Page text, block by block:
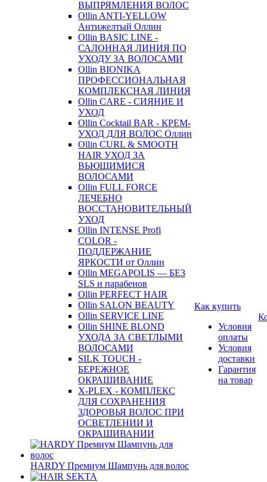
ВЫПРЯМЛЕНИЯ ВОЛОС
Ollin ANTI-YELLOW
Антижелтый Оллин
Ollin BASIC LINE -
САЛОННАЯ ЛИНИЯ ПО
УХОДУ ЗА ВОЛОСАМИ
Ollin BIONIKA
ПРОФЕССИОНАЛЬНАЯ
КОМПЛЕКСНАЯ ЛИНИЯ
Ollin CARE - СИЯНИЕ И
УХОД
Ollin Cocktail BAR - КРЕМ-
УХОД ДЛЯ ВОЛОС Оллин
Ollin CURL & SMOOTH
HAIR УХОД ЗА
ВЬЮЩИМИСЯ
ВОЛОСАМИ
Ollin FULL FORCE
ЛЕЧЕБНО
ВОССТАНОВИТЕЛЬНЫЙ
УХОД
Ollin INTENSE Profi
COLOR -
ПОДДЕРЖАНИЕ
ЯРКОСТИ от Оллин
Ollin MEGAPOLIS — БЕЗ
SLS и парабенов
Ollin PERFECT HAIR
Ollin SALON BEAUTY
Ollin SERVICE LINE
Ollin SHINE BLOND
УХОДА ЗА СВЕТЛЫМИ
ВОЛОСАМИ
SILK TOUCH -
БЕРЕЖНОЕ
ОКРАШИВАНИЕ
X-PLEX - КОМПЛЕКС
ДЛЯ СОХРАНЕНИЯ
ЗДОРОВЬЯ ВОЛОС ПРИ
ОСВЕТЛЕНИИ И
ОКРАШИВАНИИ
HARDY Премиум Шампунь для волос
Как купить
Условия
оплаты
Условия
доставки
Гарантия
на товар